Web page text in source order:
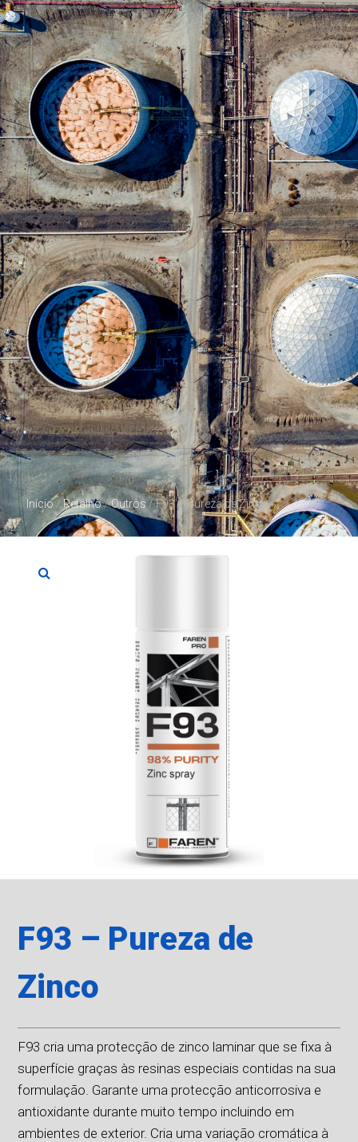
Início/ Retalho/Outros/ F93 – Pureza de Zinco
F93 – Pureza de
Zinco
F93 cria uma protecção de zinco laminar que se fixa à
superfície graças às resinas especiais contidas na sua
formulação. Garante uma protecção anticorrosiva e
antioxidante durante muito tempo incluindo em
ambientes de exterior. Cria uma variação cromática à